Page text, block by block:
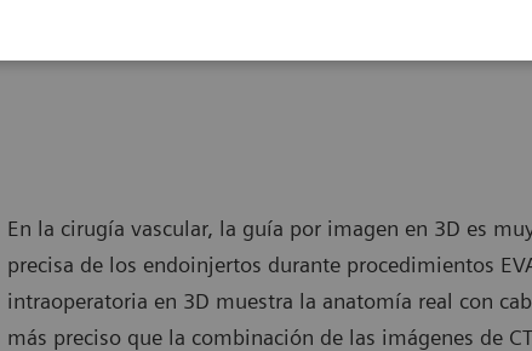
En la cirugía vascular, la guía por imagen en 3D es
precisa de los endoinjertos durante procedimientos
intraoperatoria en 3D muestra la anatomía real con
más preciso que la combinación de las imágenes de